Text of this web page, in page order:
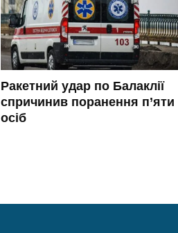
Ракетний удар по Балаклії
спричинив поранення п’яти
осіб